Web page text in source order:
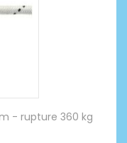
- rupture 360 kg